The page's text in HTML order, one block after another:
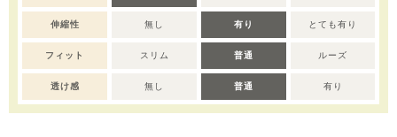
※撮影･モニター環境等により実際の商品の色味と異なって見える
場合がございます。
※濃色部分は、摩擦や汗・雨などにより、他の衣類や下着、バッ
グ等に色移りする場合がございます。淡色のものとの組み合わせ
や着用の際は、十分ご注意ください。
※色移りを防ぐため、手洗い後はタオルで軽く水気を取り、形を
伸縮性 無し 有り とても有り
フィット スリム 普通 ルーズ
透け感 無し 普通 有り